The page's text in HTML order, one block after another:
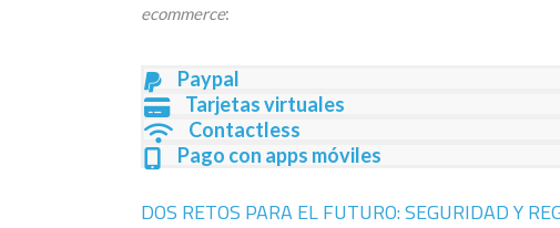
ecommerce:
Paypal
Tarjetas virtuales
Contactless
Pago con apps móviles
DOS RETOS PARA EL FUTURO: SEGURIDAD Y